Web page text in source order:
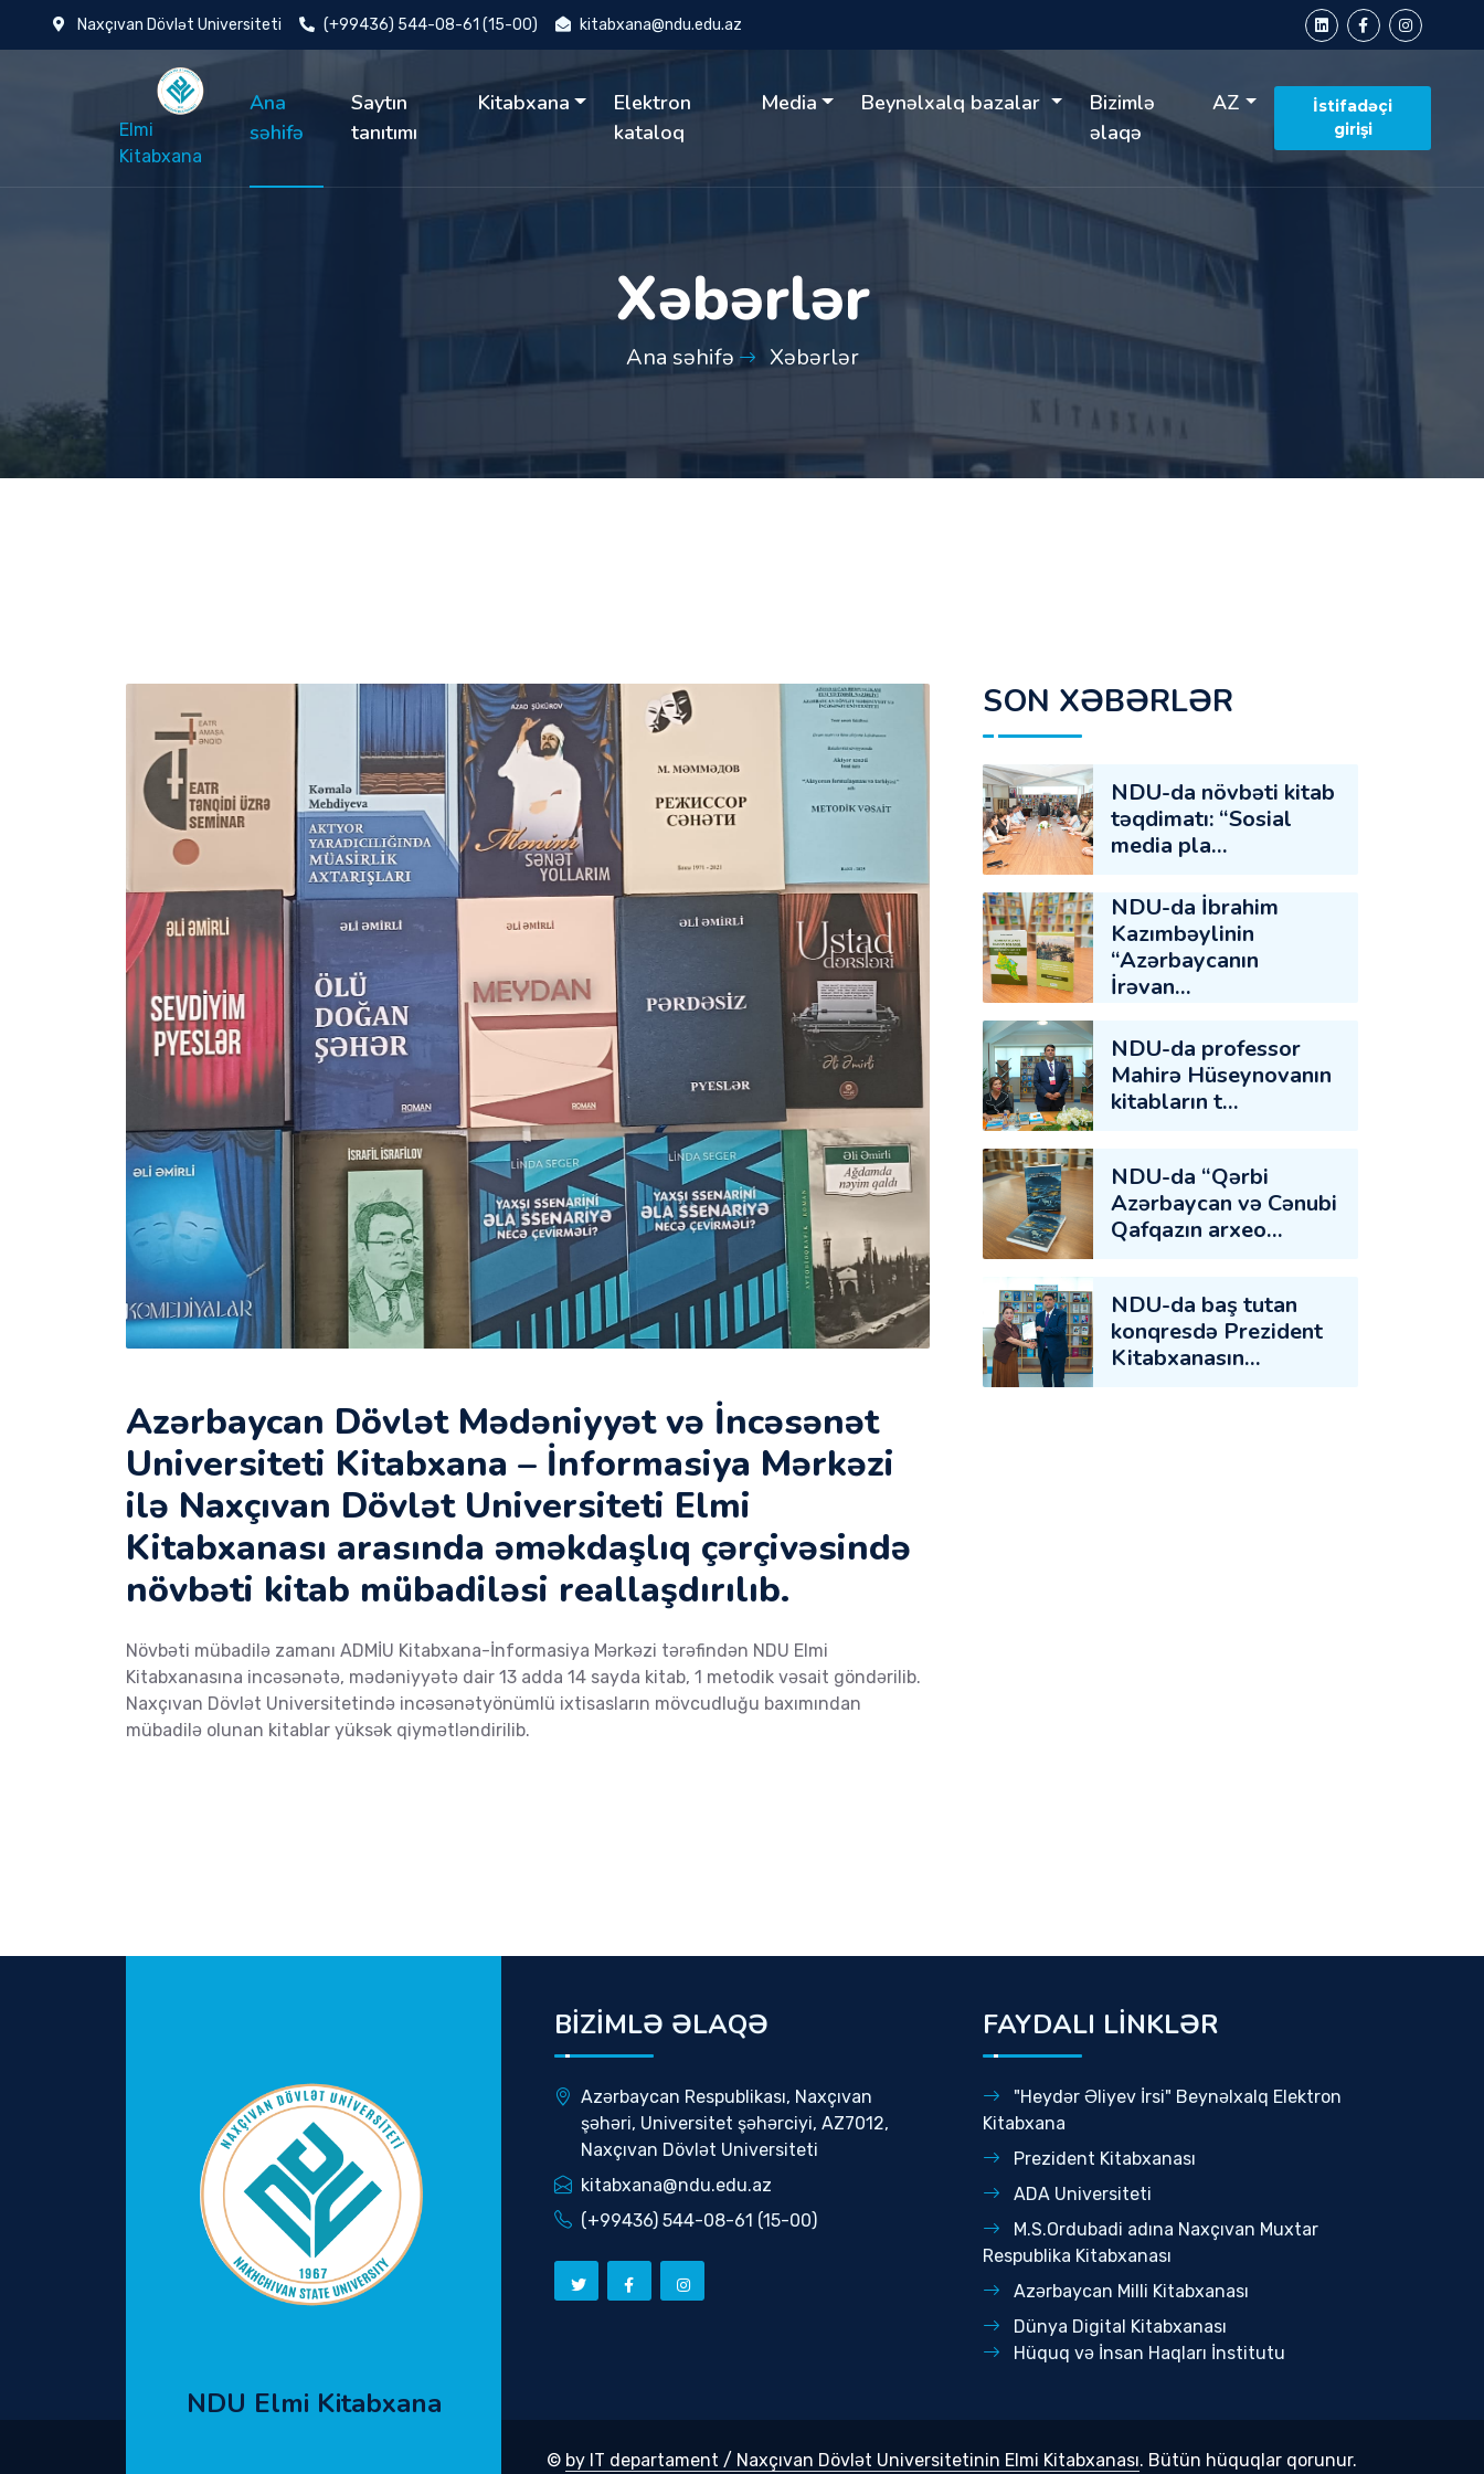
Naxçıvan Dövlət Universiteti (+99436) 544-08-61 (15-00) kitabxana@ndu.edu.az
Elmi
Kitabxana
Ana
səhifə
Saytın
tanıtımı
Kitabxana
Elektron
kataloq
Media Beynəlxalq bazalar
Bizimlə
əlaqə
AZ
İstifadəçi
girişi
Xəbərlər
Ana səhifə Xəbərlər
Azərbaycan Dövlət Mədəniyyət və İncəsənət
Universiteti Kitabxana – İnformasiya Mərkəzi
ilə Naxçıvan Dövlət Universiteti Elmi
Kitabxanası arasında əməkdaşlıq çərçivəsində
növbəti kitab mübadiləsi reallaşdırılıb.
Növbəti mübadilə zamanı ADMİU Kitabxana-İnformasiya Mərkəzi tərəfindən NDU Elmi
Kitabxanasına incəsənətə, mədəniyyətə dair 13 adda 14 sayda kitab, 1 metodik vəsait göndərilib.
Naxçıvan Dövlət Universitetində incəsənətyönümlü ixtisasların mövcudluğu baxımından
mübadilə olunan kitablar yüksək qiymətləndirilib.
SON XƏBƏRLƏR
NDU-da növbəti kitab
təqdimatı: “Sosial
media pla…
NDU-da İbrahim
Kazımbəylinin
“Azərbaycanın
İrəvan…
NDU-da professor
Mahirə Hüseynovanın
kitabların t…
NDU-da “Qərbi
Azərbaycan və Cənubi
Qafqazın arxeo…
NDU-da baş tutan
konqresdə Prezident
Kitabxanasın…
NDU Elmi Kitabxana
BİZİMLƏ ƏLAQƏ
Azərbaycan Respublikası, Naxçıvan
şəhəri, Universitet şəhərciyi, AZ7012,
Naxçıvan Dövlət Universiteti
kitabxana@ndu.edu.az
(+99436) 544-08-61 (15-00)
FAYDALI LİNKLƏR
"Heydər Əliyev İrsi" Beynəlxalq Elektron
Kitabxana
Prezident Kitabxanası
ADA Universiteti
M.S.Ordubadi adına Naxçıvan Muxtar
Respublika Kitabxanası
Azərbaycan Milli Kitabxanası
Dünya Digital Kitabxanası
Hüquq və İnsan Haqları İnstitutu
© by IT departament / Naxçıvan Dövlət Universitetinin Elmi Kitabxanası. Bütün hüquqlar qorunur.